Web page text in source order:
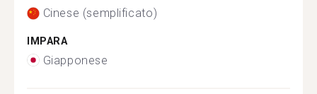
Cinese (semplificato)
IMPARA
Giapponese